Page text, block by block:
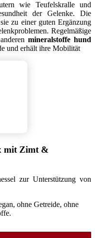
wie Teufelskralle und
der Gelenke. Die
zu einer guten Ergänzung
Regelmäßige
mineralstoffe hund
und erhält ihre Mobilität
mit Zimt &
zur Unterstützung von
ohne Getreide, ohne